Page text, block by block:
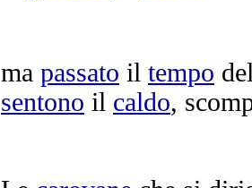
ma passato il tempo
sentono il caldo,